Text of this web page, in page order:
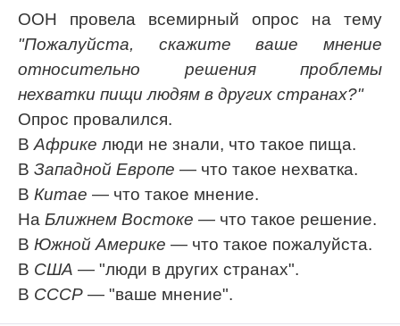
ООН провела всемирный опрос на тему
"Пожалуйста, скажите ваше мнение
относительно решения проблемы
нехватки пищи людям в других странах?"
Опрос провалился.
В Африке люди не знали, что такое пища.
В Западной Европе — что такое нехватка.
В Китае — что такое мнение.
На Ближнем Востоке — что такое решение.
В Южной Америке — что такое пожалуйста.
В США — "люди в других странах".
В СССР — "ваше мнение".